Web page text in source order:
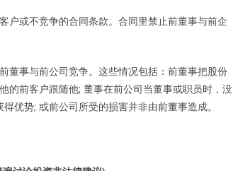
户或不竞争的合同条款。合同里禁止前董事与前企
董事与前公司竞争。这些情况包括：前董事把股份
的前客户跟随他; 董事在前公司当董事或职员时，没
优势; 或前公司所受的损害并非由前董事造成。